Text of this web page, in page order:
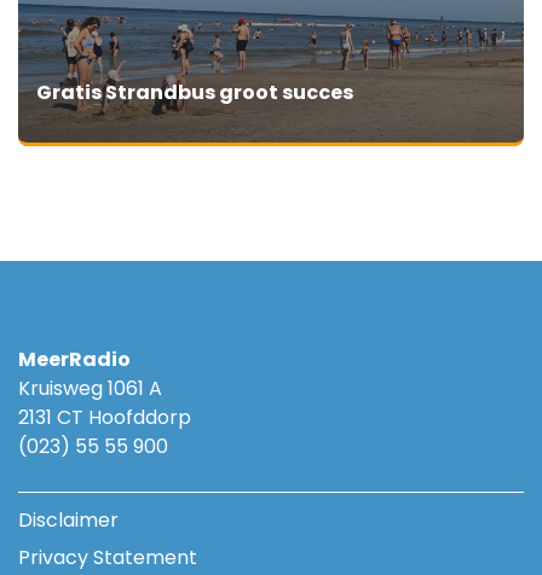
Gratis Strandbus groot succes
MeerRadio
Kruisweg 1061 A
2131 CT Hoofddorp
(023) 55 55 900
Disclaimer
Privacy Statement